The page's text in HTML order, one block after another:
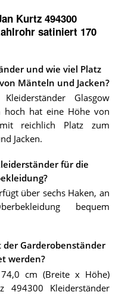
Kurtz 494300
satiniert 170
und wie viel Platz
Mänteln und Jacken?
Glasgow
hoch hat eine Höhe von
reichlich Platz zum
Jacken.
für die
über sechs Haken, an
bequem
der Garderobenständer
werden?
cm (Breite x Höhe)
494300 Kleiderständer